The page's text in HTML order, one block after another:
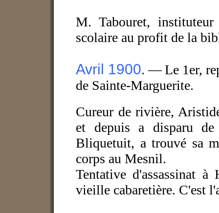
M. Tabouret,
scolaire au profit de la
Avril 1900. —Le 1er,
de Sainte-Marguerite.
Cureur de rivière,
et depuis a disparu
Bliquetuit, a trouvé sa
corps au Mesnil.
Tentative d'assassinat
vieille cabaretière. C'est